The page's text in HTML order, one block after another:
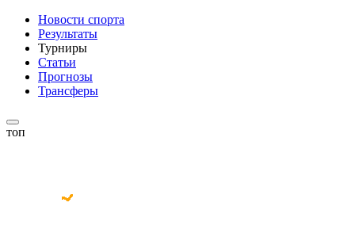
Новости спорта
Результаты
Турниры
Статьи
Прогнозы
Трансферы
топ